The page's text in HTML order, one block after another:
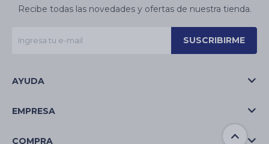
Recibe todas las novedades y ofertas de nuestra tienda.
SUSCRIBIRME
AYUDA
EMPRESA
COMPRA